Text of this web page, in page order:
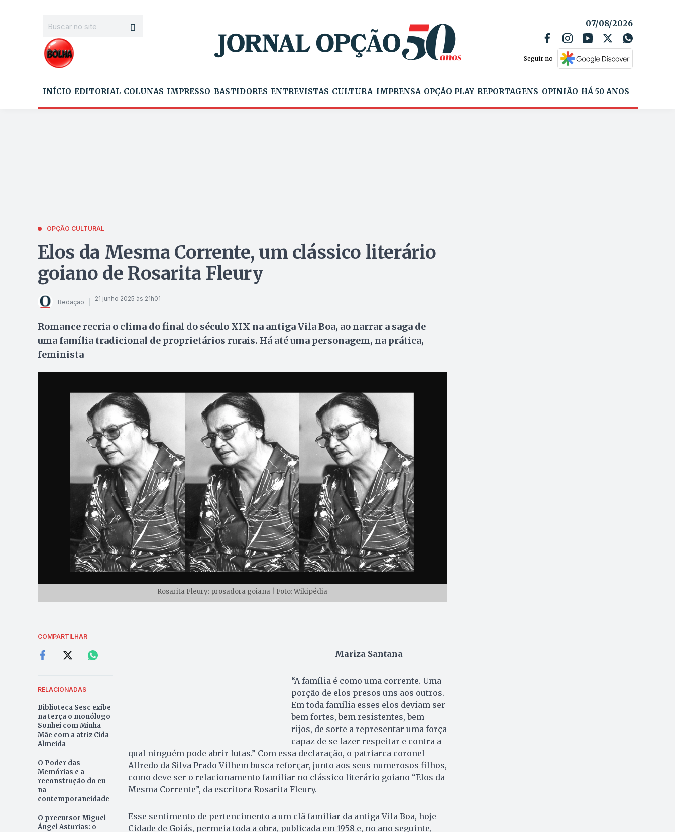
07/08/2026
Seguir no
INÍCIO EDITORIAL COLUNAS IMPRESSO BASTIDORES ENTREVISTAS CULTURA IMPRENSA OPÇÃO PLAY REPORTAGENS OPINIÃO HÁ 50 ANOS
OPÇÃO CULTURAL
Elos da Mesma Corrente, um clássico literário
goiano de Rosarita Fleury
Redação 21 junho 2025 às 21h01
Romance recria o clima do final do século XIX na antiga Vila Boa, ao narrar a saga de
uma família tradicional de proprietários rurais. Há até uma personagem, na prática,
feminista
Rosarita Fleury: prosadora goiana | Foto: Wikipédia
COMPARTILHAR
RELACIONADAS
Biblioteca Sesc exibe
na terça o monólogo
Sonhei com Minha
Mãe com a atriz Cida
Almeida
O Poder das
Memórias e a
reconstrução do eu
na
contemporaneidade
O precursor Miguel
Ángel Asturias: o
Mariza Santana
“A família é como uma corrente. Uma
porção de elos presos uns aos outros.
Em toda família esses elos deviam ser
bem fortes, bem resistentes, bem
rijos, de sorte a representar uma força
capaz de se fazer respeitar e contra a
qual ninguém pode abrir lutas.” Com essa declaração, o patriarca coronel
Alfredo da Silva Prado Vilhem busca reforçar, junto aos seus numerosos filhos,
como deve ser o relacionamento familiar no clássico literário goiano “Elos da
Mesma Corrente”, da escritora Rosarita Fleury.
Esse sentimento de pertencimento a um clã familiar da antiga Vila Boa, hoje
Cidade de Goiás, permeia toda a obra, publicada em 1958 e, no ano seguinte,